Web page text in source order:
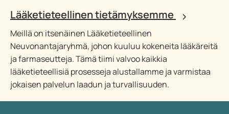
Lääketieteellinen tietämyksemme
Meillä on itsenäinen Lääketieteellinen
Neuvonantajaryhmä, johon kuuluu kokeneita lääkäreitä
ja farmaseutteja. Tämä tiimi valvoo kaikkia
lääketieteellisiä prosesseja alustallamme ja varmistaa
jokaisen palvelun laadun ja turvallisuuden.